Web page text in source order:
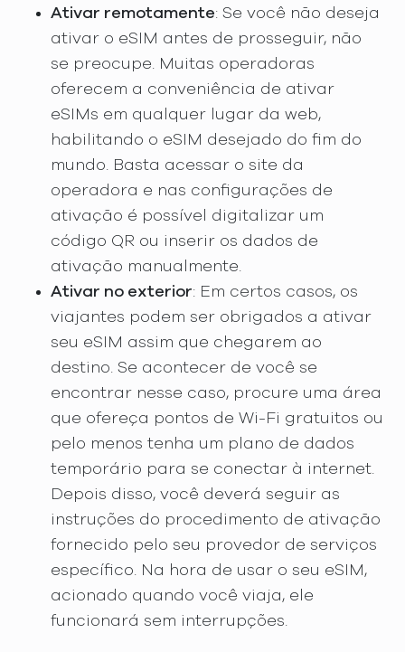
Ativar remotamente: Se você não deseja
ativar o eSIM antes de prosseguir, não
se preocupe. Muitas operadoras
oferecem a conveniência de ativar
eSIMs em qualquer lugar da web,
habilitando o eSIM desejado do fim do
mundo. Basta acessar o site da
operadora e nas configurações de
ativação é possível digitalizar um
código QR ou inserir os dados de
ativação manualmente.
Ativar no exterior: Em certos casos, os
viajantes podem ser obrigados a ativar
seu eSIM assim que chegarem ao
destino. Se acontecer de você se
encontrar nesse caso, procure uma área
que ofereça pontos de Wi-Fi gratuitos ou
pelo menos tenha um plano de dados
temporário para se conectar à internet.
Depois disso, você deverá seguir as
instruções do procedimento de ativação
fornecido pelo seu provedor de serviços
específico. Na hora de usar o seu eSIM,
acionado quando você viaja, ele
funcionará sem interrupções.